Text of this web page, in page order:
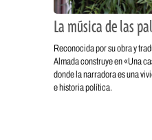
La música de las
Reconocida por su obra y
Almada construye en «Una
donde la narradora es una
e historia política.